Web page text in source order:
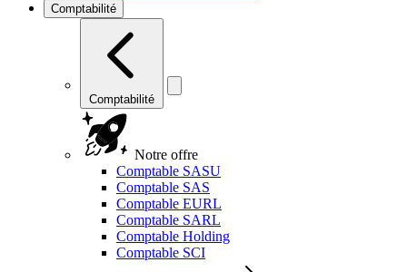
Comptabilité
Comptabilité
Notre offre
Comptable SASU
Comptable SAS
Comptable EURL
Comptable SARL
Comptable Holding
Comptable SCI